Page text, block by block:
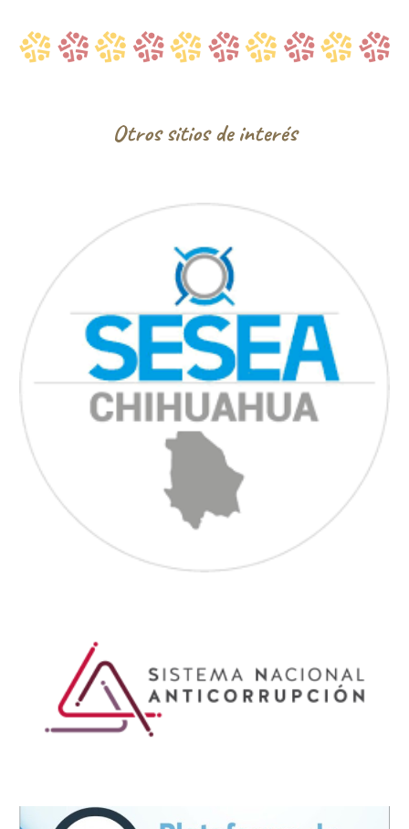
Otros sitios de interés